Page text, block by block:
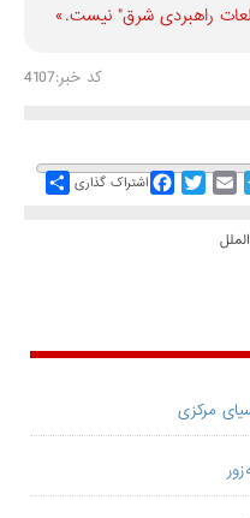
راهبردی شرق" نیست.»
کد خبر:4107
Share اشتراک گذاری
FacebookTwitterEmail
مرکزی